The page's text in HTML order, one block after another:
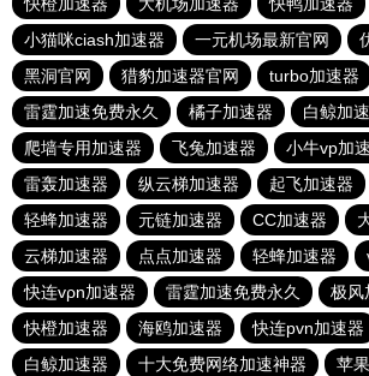
快橙加速器
大机场加速器
快鸭加速器
小猫咪ciash加速器
一元机场最新官网
黑洞官网
猎豹加速器官网 turbo加速器
雷霆加速免费永久
橘子加速器
白鲸加
爬墙专用加速器
飞兔加速器 小牛vp加
雷轰加速器
纵云梯加速器 起飞加速器
轻蜂加速器
元链加速器 CC加速器
云梯加速器
点点加速器 轻蜂加速器
快连vρn加速器
雷霆加速免费永久
极风
快橙加速器
海鸥加速器 快连pvn加速器
白鲸加速器
十大免费网络加速神器 苹